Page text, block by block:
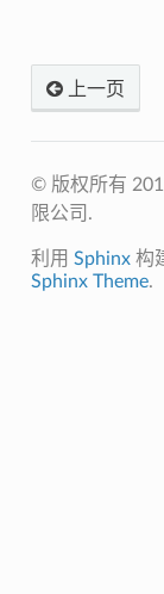
上一页
© 版权所有
限公司.
利用 Sphinx构
Sphinx Theme.